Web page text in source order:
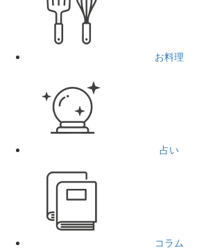
お料理
占い
コラム